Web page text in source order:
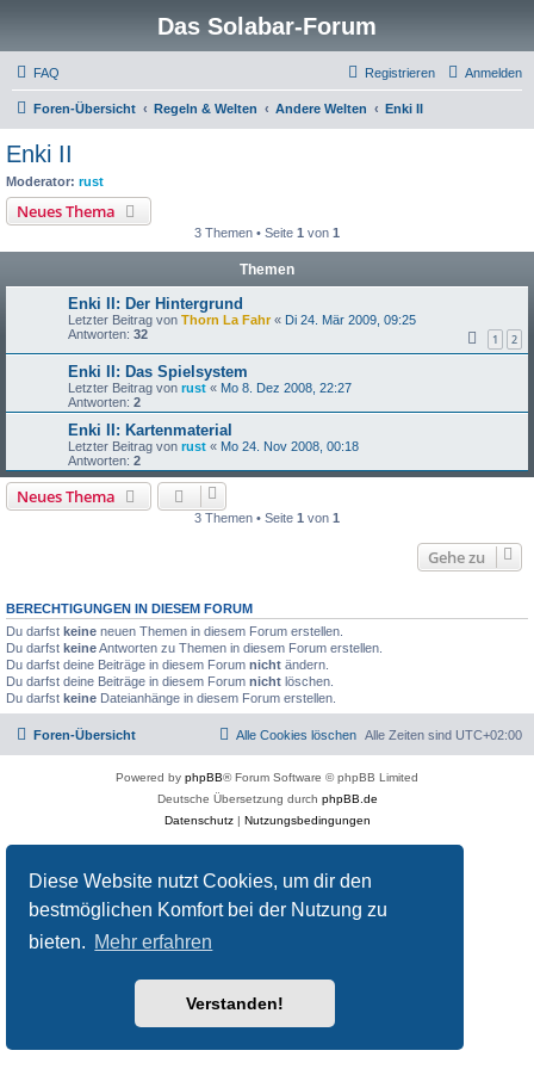
Diese Website nutzt Cookies, um dir den
bestmöglichen Komfort bei der Nutzung zu
bieten. Mehr erfahren
Verstanden!
Das Solabar-Forum
FAQ Anmelden
Registrieren
Foren-Übersicht Regeln & Welten Andere Welten Enki II
Enki II
Moderator: rust
Neues Thema
3 Themen • Seite 1 von 1
Themen
Enki II: Der Hintergrund
Letzter Beitrag von Thorn La Fahr« Di 24. Mär 2009, 09:25
Antworten: 32 1 2
Enki II: Das Spielsystem
Letzter Beitrag von rust « Mo 8. Dez 2008, 22:27
Antworten: 2
Enki II: Kartenmaterial
Letzter Beitrag von rust « Mo 24. Nov 2008, 00:18
Antworten: 2
Neues Thema
3 Themen • Seite 1 von 1
Gehe zu
BERECHTIGUNGEN IN DIESEM FORUM
Du darfst keine neuen Themen in diesem Forum erstellen.
Du darfst keineAntworten zu Themen in diesem Forum erstellen.
Du darfst deine Beiträge in diesem Forum nicht ändern.
Du darfst deine Beiträge in diesem Forum nicht löschen.
Du darfst keine Dateianhänge in diesem Forum erstellen.
Foren-Übersicht Alle Zeiten sind UTC+02:00
Alle Cookies löschen
Powered by phpBB® Forum Software © phpBB Limited
Deutsche Übersetzung durch phpBB.de
Datenschutz| Nutzungsbedingungen